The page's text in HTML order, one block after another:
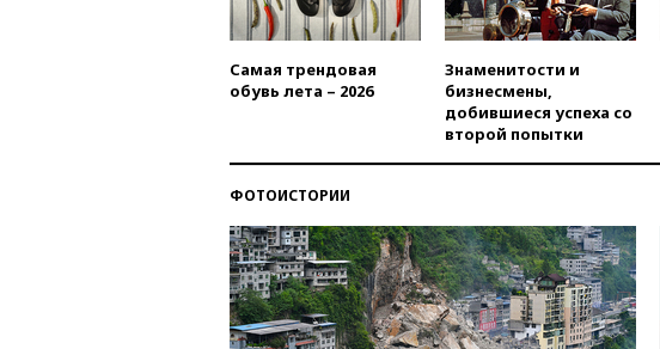
Самая трендовая
обувь лета – 2026
Знаменитости и
бизнесмены,
добившиеся успеха со
второй попытки
ФОТОИСТОРИИ